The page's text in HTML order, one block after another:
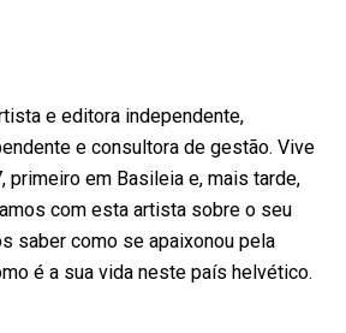
e editora independente,
e consultora de gestão. Vive
primeiro em Basileia e, mais tarde,
com esta artista sobre o seu
saber como se apaixonou pela
é a sua vida neste país helvético.